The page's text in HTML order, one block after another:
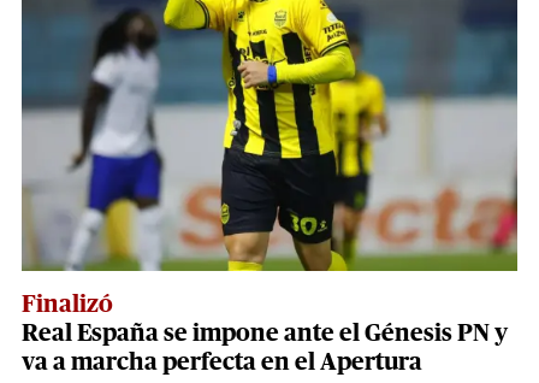
Finalizó
Real España se impone ante el Génesis PN y
va a marcha perfecta en el Apertura